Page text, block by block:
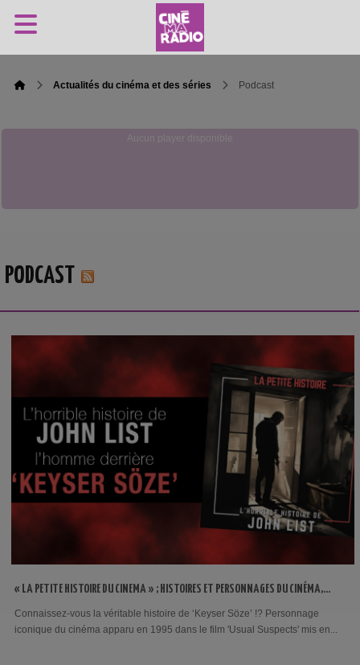
Actualités du cinéma et des séries Podcast
Aucun player disponible
PODCAST
« LA PETITE HISTOIRE DU CINEMA » ; HISTOIRES ET PERSONNAGES DU CINÉMA,
QUI A INSPIRÉ LE PERSONNAGE DE KEYSER SÖZE ?
Connaissez-vous la véritable histoire de ‘Keyser Söze’ !? Personnage
iconique du cinéma apparu en 1995 dans le film 'Usual Suspects' mis en...